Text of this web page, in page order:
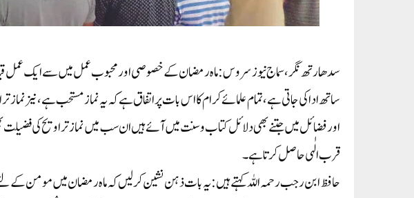
سدھارتھ نگر،سماج نیوز سروس: ماہ رمضان کے خصوصی اور محبوب عمل میں سے ایک عمل
ساتھ ادا کی جاتی ہے،تمام علمائے کرام کا اس بات پراتفاق ہے کہ یہ نماز مستحب ہے، نیز
اور فضائل میں جتنے بھی دلائل کتاب و سنت میں آئے ہیں ان سب میں نماز تراویح کی
قرب الٰہی حاصل کرتا ہے۔
حافظ ابن رجب رحمہ اللہ کہتے ہیں:یہ بات ذہن نشین کر لیں کہ ماہ رمضان میں مومن کے